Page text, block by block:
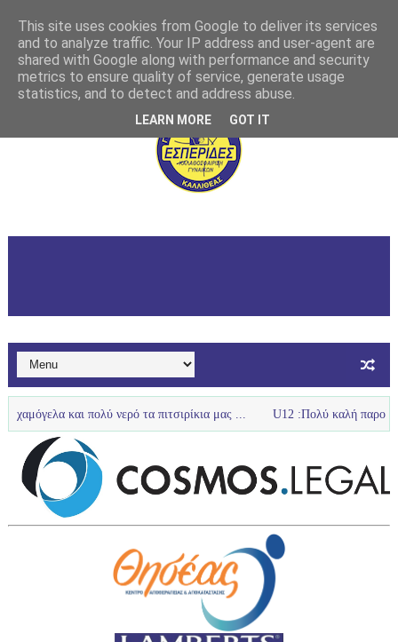
πολύ νερό τα πιτσιρίκια μας ... U12 :Πολύ καλή παρουσία της
This site uses cookies from Google to deliver its services
and to analyze traffic. Your IP address and user-agent are
shared with Google along with performance and security
metrics to ensure quality of service, generate usage
statistics, and to detect and address abuse.
LEARN MORE GOT IT